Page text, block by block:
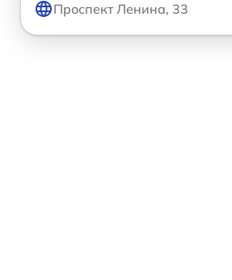
Проспект Ленина, 33